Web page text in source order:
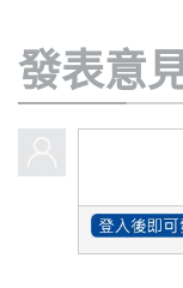
責
聲
2018
Majority
發表意